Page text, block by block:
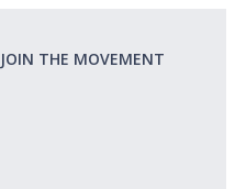
JOIN THE MOVEMENT